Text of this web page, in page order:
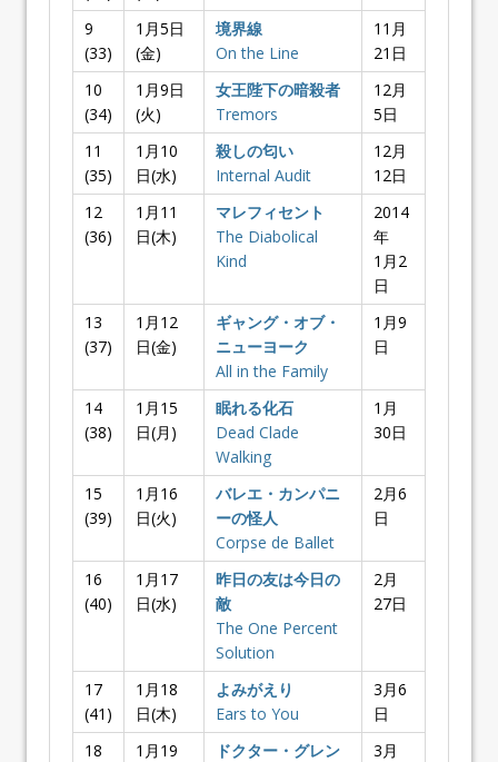
9
(33)
1月5日
(金)
境界線
On the Line
11月
21日
10
(34)
1月9日
(火)
女王陛下の暗殺者
Tremors
12月
5日
11
(35)
1月10
日(水)
殺しの匂い
Internal Audit
12月
12日
12
(36)
1月11
日(木)
マレフィセント
The Diabolical
Kind
2014
年
1月2
日
13
(37)
1月12
日(金)
ギャング・オブ・
ニューヨーク
All in the Family
1月9
日
14
(38)
1月15
日(月)
眠れる化石
Dead Clade
Walking
1月
30日
15
(39)
1月16
日(火)
バレエ・カンパニ
ーの怪人
Corpse de Ballet
2月6
日
16
(40)
1月17
日(水)
昨日の友は今日の
敵
The One Percent
Solution
2月
27日
17
(41)
1月18
日(木)
よみがえり
Ears to You
3月6
日
18
1月19
ドクター・グレン
3月